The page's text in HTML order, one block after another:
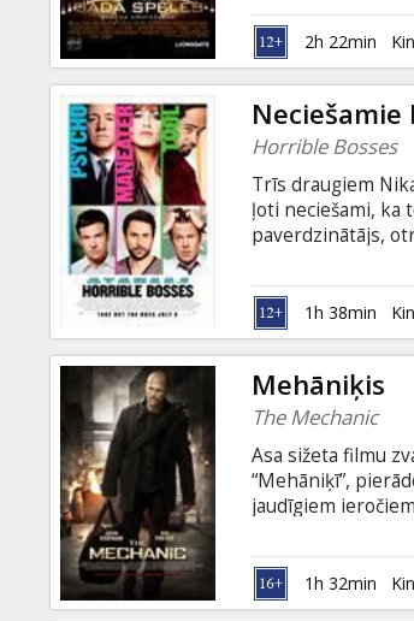
vēstures dēļ‚ šī
iznīcināt savus
2h 22min
Neciešamie
Horrible Bosses
Trīs draugiem
ļoti neciešami, ka
paverdzinātājs,
viņi dodas pēc
neciešamajiem
1h 38min
Mehāniķis
The Mechanic
Asa sižeta filmu
“Mehāniķī”,
jaudīgiem
Ja jums
1h 32min